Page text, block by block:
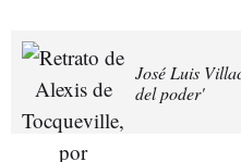
José Luis
del poder'